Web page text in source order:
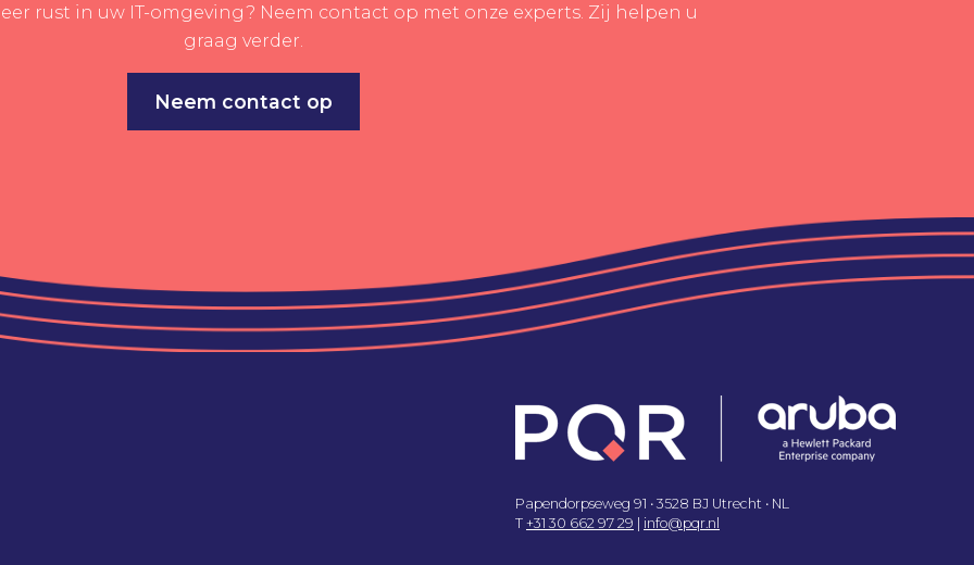
rust in uw IT-omgeving? Neem contact op met onze experts. Zij helpen u
graag verder.
Neem contact op
Papendorpseweg 91 • 3528 BJ Utrecht • NL
T +31 30 662 97 29 info@pqr.nl